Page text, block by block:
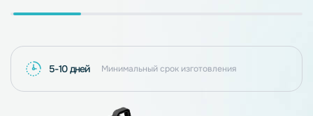
5-10 дней Минимальный срок изготовления